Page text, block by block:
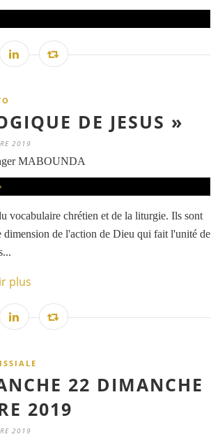
DE JESUS »
2019
MABOUNDA
vocabulaire chrétien et de la liturgie. Ils sont
dimension de l'action de Dieu qui fait l'unité de
plus
22 DIMANCHE
2019
2019